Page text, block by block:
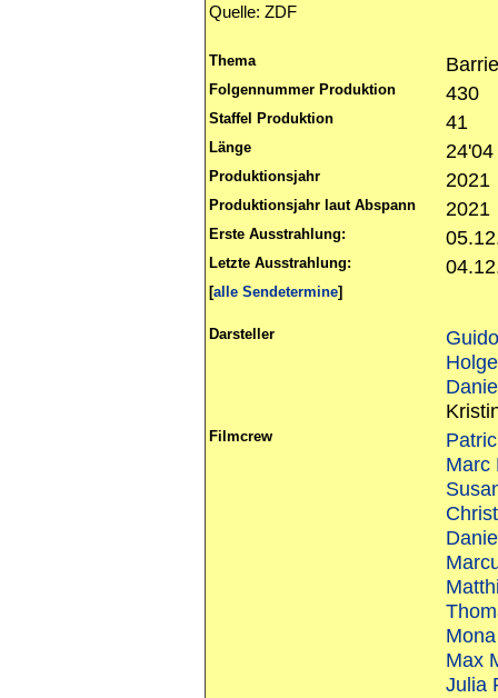
Quelle: ZDF
Thema
Folgennummer Produktion 430
Staffel Produktion 41
Länge 24'04
Produktionsjahr 2021
Produktionsjahr laut Abspann 2021
Erste Ausstrahlung:
Letzte Ausstrahlung:
[alle Sendetermine]
Darsteller
Filmcrew
Marc
Max
Julia